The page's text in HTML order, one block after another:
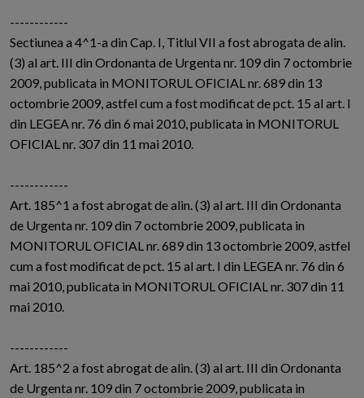
------------
Sectiunea a 4^1-a din Cap. I, Titlul VII a fost abrogata de alin.
(3) al art. III din Ordonanta de Urgenta nr. 109 din 7 octombrie
2009, publicata in MONITORUL OFICIAL nr. 689 din 13
octombrie 2009, astfel cum a fost modificat de pct. 15 al art. I
din LEGEA nr. 76 din 6 mai 2010, publicata in MONITORUL
OFICIAL nr. 307 din 11 mai 2010.
------------
Art. 185^1 a fost abrogat de alin. (3) al art. III din Ordonanta
de Urgenta nr. 109 din 7 octombrie 2009, publicata in
MONITORUL OFICIAL nr. 689 din 13 octombrie 2009, astfel
cum a fost modificat de pct. 15 al art. I din LEGEA nr. 76 din 6
mai 2010, publicata in MONITORUL OFICIAL nr. 307 din 11
mai 2010.
------------
Art. 185^2 a fost abrogat de alin. (3) al art. III din Ordonanta
de Urgenta nr. 109 din 7 octombrie 2009, publicata in